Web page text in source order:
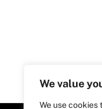
We value
We use cookies